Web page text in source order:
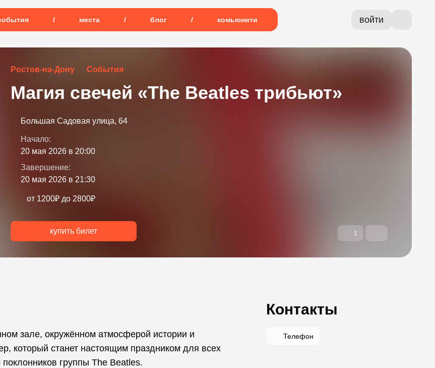
/ места / блог / комьюнити войти
Ростов-на-Дону События
Магия свечей «The Beatles трибьют»
купить билет 1
Большая Садовая улица, 64
Начало:
20 мая 2026 в 20:00
Завершение:
20 мая 2026 в 21:30
от 1200₽ до 2800₽
зале, окружённом атмосферой истории и
который станет настоящим праздником для всех
группы The Beatles.
Контакты
Телефон